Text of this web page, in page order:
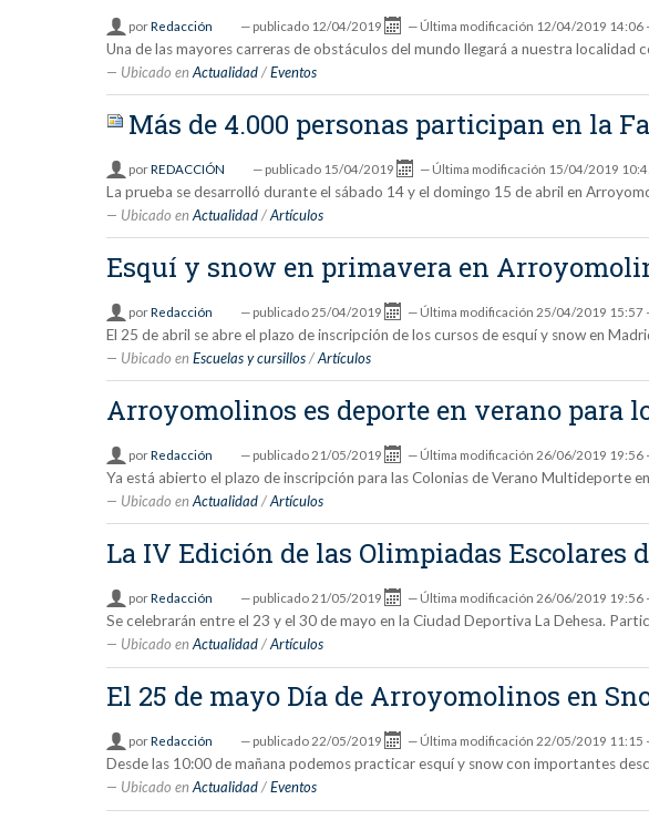
porRedacción — publicado12/04/2019 — Última modificación 12/04/2019 14:06
Una de las mayores carreras de obstáculos del mundo llegará a nuestra localidad
Ubicado en Actualidad /Eventos
Más de 4.000 personas participan en la
porREDACCIÓN — publicado15/04/2019 — Última modificación 15/04/2019
La prueba se desarrolló durante el sábado 14 y el domingo 15 de abril en
Ubicado en Actualidad /Artículos
Esquí y snow en primavera en
porRedacción — publicado25/04/2019 — Última modificación 25/04/2019 15:57
El 25 de abril se abre el plazo de inscripción de los cursos de esquí y snow en
Ubicado en Escuelas y cursillos /Artículos
Arroyomolinos es deporte en verano para
porRedacción — publicado21/05/2019 — Última modificación 26/06/2019 19:56
Ya está abierto el plazo de inscripción para las Colonias de Verano Multideporte
Ubicado en Actualidad /Artículos
La IV Edición de las Olimpiadas
porRedacción — publicado21/05/2019 — Última modificación 26/06/2019 19:56
Se celebrarán entre el 23 y el 30 de mayo en la Ciudad Deportiva La Dehesa.
Ubicado en Actualidad /Artículos
El 25 de mayo Día de Arroyomolinos en
porRedacción — publicado22/05/2019 — Última modificación 22/05/2019 11:15
Desde las 10:00 de mañana podemos practicar esquí y snow con importantes
Ubicado en Actualidad /Eventos